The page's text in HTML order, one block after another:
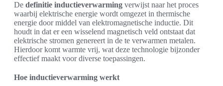
De definitie inductieverwarming verwijst naar het proces
waarbij elektrische energie wordt omgezet in thermische
energie door middel van elektromagnetische inductie. Dit
houdt in dat er een wisselend magnetisch veld ontstaat dat
elektrische stromen genereert in de te verwarmen metalen.
Hierdoor komt warmte vrij, wat deze technologie bijzonder
effectief maakt voor diverse toepassingen.
Hoe inductieverwarming werkt